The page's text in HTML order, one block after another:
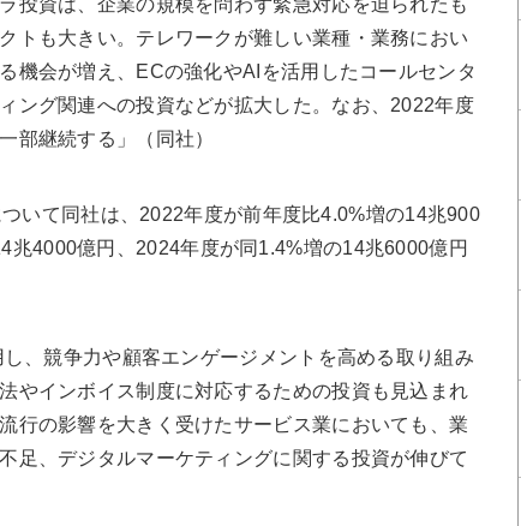
投資は、企業の規模を問わず緊急対応を迫られたも
トも大きい。テレワークが難しい業種・業務におい
機会が増え、ECの強化やAIを活用したコールセンタ
ング関連への投資などが拡大した。なお、2022年度
部継続する」（同社）
いて同社は、2022年度が前年度比4.0%増の14兆900
兆4000億円、2024年度が同1.4%増の14兆6000億円
、競争力や顧客エンゲージメントを高める取り組み
やインボイス制度に対応するための投資も見込まれ
行の影響を大きく受けたサービス業においても、業
足、デジタルマーケティングに関する投資が伸びて